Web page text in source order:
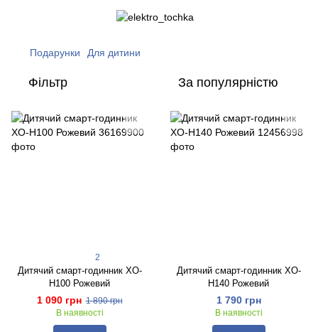
Подарунки Для дитини
Фільтр За популярністю
2
Дитячий смарт-годинник XO-
H100 Рожевий
1 090 грн 1 890 грн
В наявності
Дитячий смарт-годинник XO-
H140 Рожевий
1 790 грн
В наявності